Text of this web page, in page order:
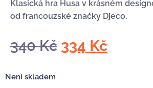
Klasická hra Husa v krásném
od francouzské značky Djeco.
340Kč 334 Kč
Není skladem